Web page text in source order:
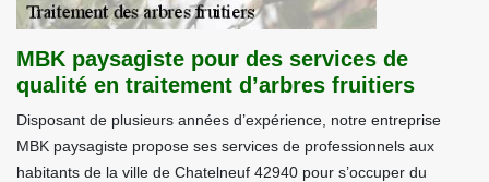
MBK paysagiste pour des services de
qualité en traitement d’arbres fruitiers
Disposant de plusieurs années d’expérience, notre entreprise
MBK paysagiste propose ses services de professionnels aux
habitants de la ville de Chatelneuf 42940 pour s’occuper du